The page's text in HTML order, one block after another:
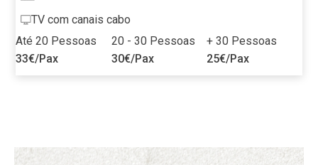
TV com canais cabo
Até 20 Pessoas
33€/Pax
20 - 30 Pessoas
30€/Pax
+ 30 Pessoas
25€/Pax